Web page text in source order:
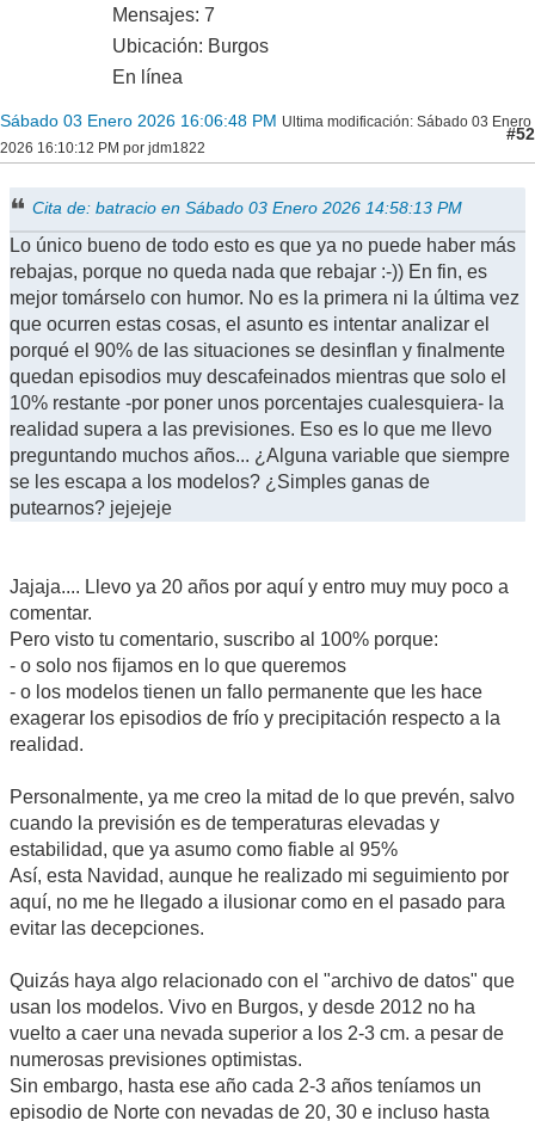
Mensajes: 7
Ubicación: Burgos
En línea
Sábado 03 Enero 2026 16:06:48 PM Ultima modificación: Sábado 03 Enero
2026 16:10:12 PM por jdm1822
#52
Cita de: batracio en Sábado 03 Enero 2026 14:58:13 PM
Lo único bueno de todo esto es que ya no puede haber más
rebajas, porque no queda nada que rebajar :-)) En fin, es
mejor tomárselo con humor. No es la primera ni la última vez
que ocurren estas cosas, el asunto es intentar analizar el
porqué el 90% de las situaciones se desinflan y finalmente
quedan episodios muy descafeinados mientras que solo el
10% restante -por poner unos porcentajes cualesquiera- la
realidad supera a las previsiones. Eso es lo que me llevo
preguntando muchos años... ¿Alguna variable que siempre
se les escapa a los modelos? ¿Simples ganas de
putearnos? jejejeje
Jajaja.... Llevo ya 20 años por aquí y entro muy muy poco a
comentar.
Pero visto tu comentario, suscribo al 100% porque:
- o solo nos fijamos en lo que queremos
- o los modelos tienen un fallo permanente que les hace
exagerar los episodios de frío y precipitación respecto a la
realidad.
Personalmente, ya me creo la mitad de lo que prevén, salvo
cuando la previsión es de temperaturas elevadas y
estabilidad, que ya asumo como fiable al 95%
Así, esta Navidad, aunque he realizado mi seguimiento por
aquí, no me he llegado a ilusionar como en el pasado para
evitar las decepciones.
Quizás haya algo relacionado con el "archivo de datos" que
usan los modelos. Vivo en Burgos, y desde 2012 no ha
vuelto a caer una nevada superior a los 2-3 cm. a pesar de
numerosas previsiones optimistas.
Sin embargo, hasta ese año cada 2-3 años teníamos un
episodio de Norte con nevadas de 20, 30 e incluso hasta